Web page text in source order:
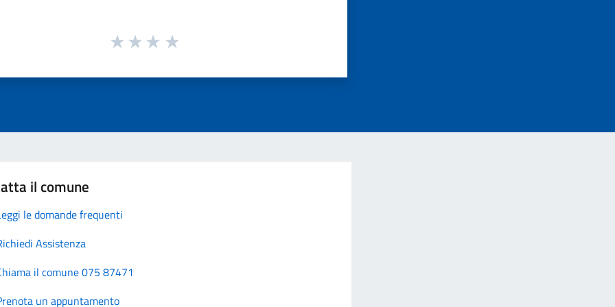
il comune
le domande frequenti
Assistenza
il comune 075 87471
un appuntamento